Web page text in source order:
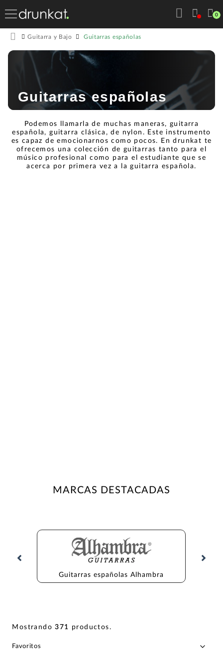
0
Guitarra y Bajo Guitarras españolas
Guitarras españolas
Podemos llamarla de muchas maneras, guitarra
española, guitarra clásica, de nylon. Este instrumento
es capaz de emocionarnos como pocos. En drunkat te
ofrecemos una colección de guitarras tanto para el
músico profesional como para el estudiante que se
acerca por primera vez a la guitarra española.
MARCAS DESTACADAS
Guitarras españolas Alhambra
Mostrando371 productos.